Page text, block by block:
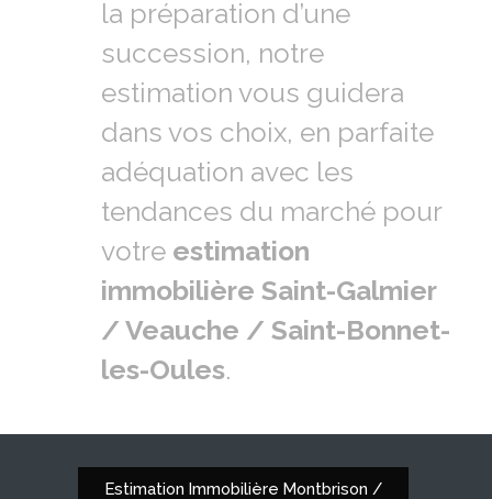
la préparation d’une
succession, notre
estimation vous guidera
dans vos choix, en parfaite
adéquation avec les
tendances du marché pour
votre estimation
immobilière Saint-Galmier
/ Veauche / Saint-Bonnet-
les-Oules.
Estimation Immobilière Montbrison /